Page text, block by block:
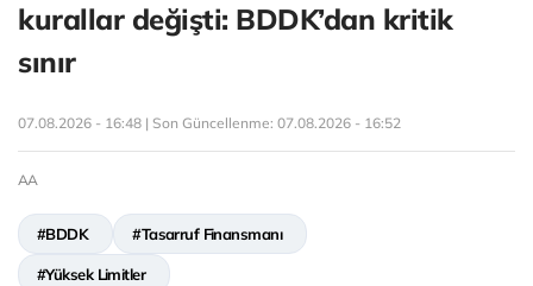
kurallar değişti: BDDK’dan kritik
sınır
07.08.2026 - 16:48 | Son Güncellenme: 07.08.2026 - 16:52
AA
#BDDK #Tasarruf Finansmanı
#Yüksek Limitler